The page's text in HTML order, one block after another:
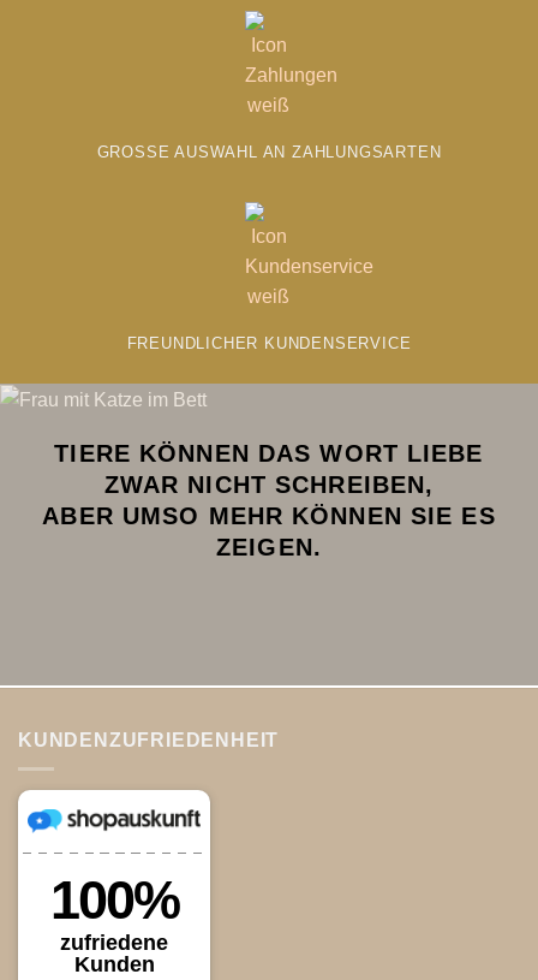
GROSSE AUSWAHL AN ZAHLUNGSARTEN
FREUNDLICHER KUNDENSERVICE
TIERE KÖNNEN DAS WORT LIEBE
ZWAR NICHT SCHREIBEN,
ABER UMSO MEHR KÖNNEN SIE ES
ZEIGEN.
KUNDENZUFRIEDENHEIT